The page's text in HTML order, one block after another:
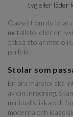
tyg eller läder
Oavsett om du letar
metallstol eller en
också stolar med
perfekt.
Stolar som
En bra matstol ska
av din inredning.
minimalistiska och
moderna och